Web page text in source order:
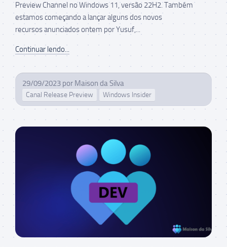
Preview Channel no Windows 11, versão 22H2. Também
estamos começando a lançar alguns dos novos
recursos anunciados ontem por Yusuf,...
Continuar lendo...
29/09/2023 por Maison da Silva
Canal Release Preview Windows Insider